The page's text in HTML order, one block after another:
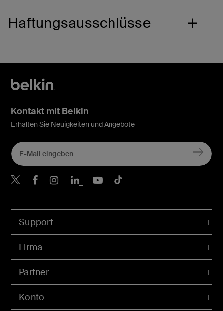
Haftungsausschlüsse
Konto
Support
Firma
Partner
Kontakt mit Belkin
Erhalten Sie Neuigkeiten und Angebote
Belkin Twitter
Belkin Facebook
Belkin Instagram
Belkin LinkedIn
Belkin Youtube
Belkin TikTok